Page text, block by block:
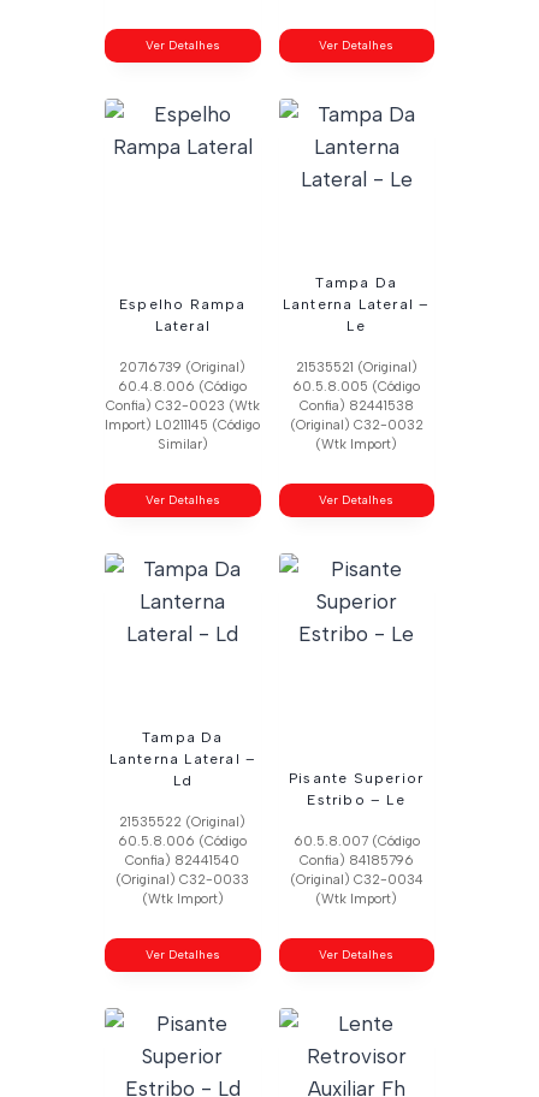
Ver Detalhes Ver Detalhes
Espelho Rampa
Lateral
20716739 (Original)
60.4.8.006 (Código
Confia) C32-0023 (Wtk
Import) L0211145 (Código
Similar)
Ver Detalhes
Tampa Da
Lanterna Lateral –
Le
21535521 (Original)
60.5.8.005 (Código
Confia) 82441538
(Original) C32-0032
(Wtk Import)
Ver Detalhes
Tampa Da
Lanterna Lateral –
Ld
21535522 (Original)
60.5.8.006 (Código
Confia) 82441540
(Original) C32-0033
(Wtk Import)
Ver Detalhes
Pisante Superior
Estribo – Le
60.5.8.007 (Código
Confia) 84185796
(Original) C32-0034
(Wtk Import)
Ver Detalhes